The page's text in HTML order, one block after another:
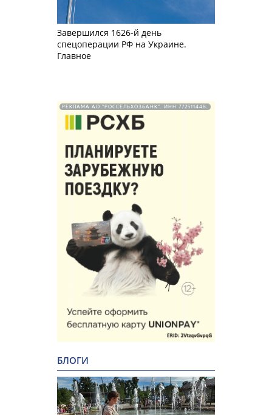
Завершился 1626-й день
спецоперации РФ на Украине.
Главное
РЕКЛАМА АО "РОССЕЛЬХОЗБАНК". ИНН 772511448.
БЛОГИ